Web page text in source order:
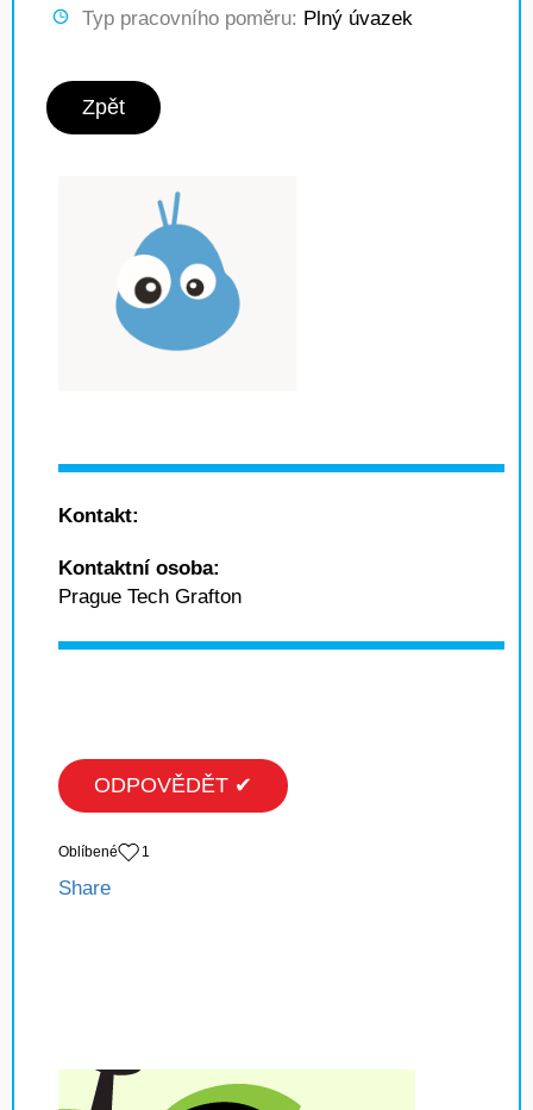
Typ pracovního poměru: Plný úvazek
Zpět
Kontakt:
Kontaktní osoba:
Prague Tech Grafton
ODPOVĚDĚT ✔
Oblíbené 1
Share